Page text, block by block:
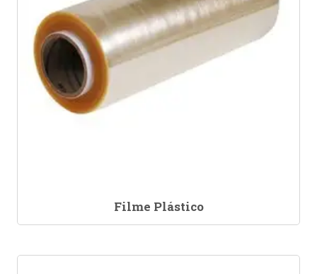
Filme Plástico